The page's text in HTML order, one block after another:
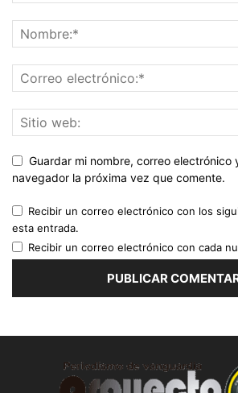
Guardar mi nombre, correo electrónico
navegador la próxima vez que comente.
Recibir un correo electrónico con los
esta entrada.
Recibir un correo electrónico con cada